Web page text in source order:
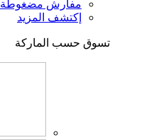
مفارش مضغوطة
إكتشف المزيد
تسوق حسب الماركة